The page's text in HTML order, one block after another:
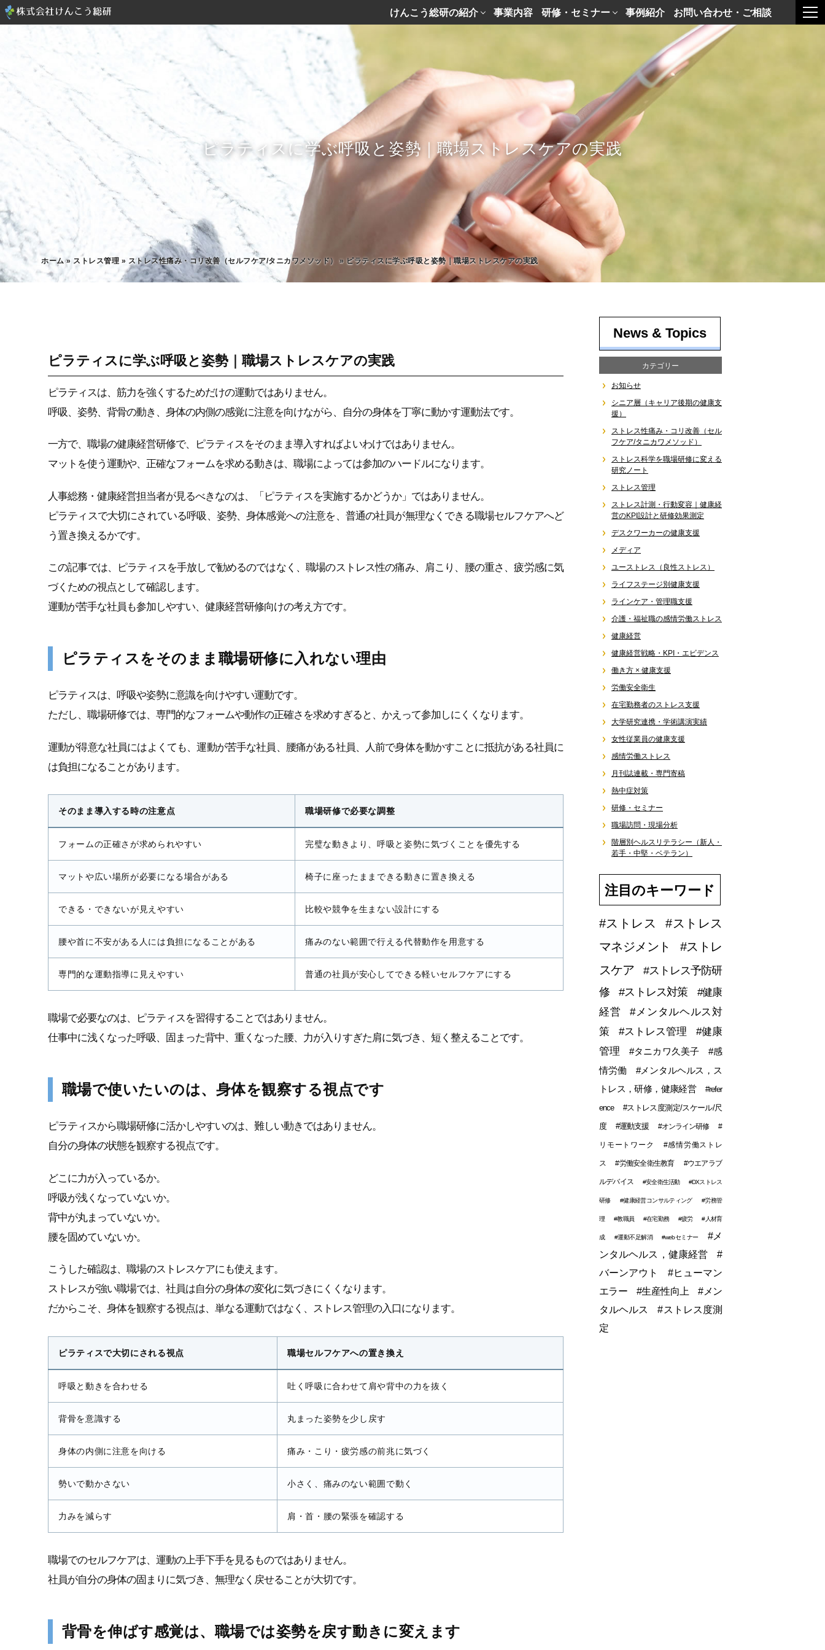
けんこう総研の紹介 事業内容 研修・セミナー 事例紹介 お問い合わせ・ご相談
ピラティスに学ぶ呼吸と姿勢｜職場ストレスケアの実践
ホーム» ストレス管理 » ストレス性痛み・コリ改善（セルフケア/タニカワメソッド） » ピラティスに学ぶ呼吸と姿勢｜職場ストレスケアの実践
ピラティスに学ぶ呼吸と姿勢｜職場ストレスケアの実践
ピラティスは、筋力を強くするためだけの運動ではありません。
呼吸、姿勢、背骨の動き、身体の内側の感覚に注意を向けながら、自分の身体を丁寧に動かす運動法です。
一方で、職場の健康経営研修で、ピラティスをそのまま導入すればよいわけではありません。
マットを使う運動や、正確なフォームを求める動きは、職場によっては参加のハードルになります。
人事総務・健康経営担当者が見るべきなのは、「ピラティスを実施するかどうか」ではありません。
ピラティスで大切にされている呼吸、姿勢、身体感覚への注意を、普通の社員が無理なくできる職場セルフケアへど
う置き換えるかです。
この記事では、ピラティスを手放しで勧めるのではなく、職場のストレス性の痛み、肩こり、腰の重さ、疲労感に気
づくための視点として確認します。
運動が苦手な社員も参加しやすい、健康経営研修向けの考え方です。
ピラティスをそのまま職場研修に入れない理由
ピラティスは、呼吸や姿勢に意識を向けやすい運動です。
ただし、職場研修では、専門的なフォームや動作の正確さを求めすぎると、かえって参加しにくくなります。
運動が得意な社員にはよくても、運動が苦手な社員、腰痛がある社員、人前で身体を動かすことに抵抗がある社員に
は負担になることがあります。
そのまま導入する時の注意点 職場研修で必要な調整
フォームの正確さが求められやすい 完璧な動きより、呼吸と姿勢に気づくことを優先する
マットや広い場所が必要になる場合がある 椅子に座ったままできる動きに置き換える
できる・できないが見えやすい 比較や競争を生まない設計にする
腰や首に不安がある人には負担になることがある 痛みのない範囲で行える代替動作を用意する
専門的な運動指導に見えやすい 普通の社員が安心してできる軽いセルフケアにする
職場で必要なのは、ピラティスを習得することではありません。
仕事中に浅くなった呼吸、固まった背中、重くなった腰、力が入りすぎた肩に気づき、短く整えることです。
職場で使いたいのは、身体を観察する視点です
ピラティスから職場研修に活かしやすいのは、難しい動きではありません。
自分の身体の状態を観察する視点です。
どこに力が入っているか。
呼吸が浅くなっていないか。
背中が丸まっていないか。
腰を固めていないか。
こうした確認は、職場のストレスケアにも使えます。
ストレスが強い職場では、社員は自分の身体の変化に気づきにくくなります。
だからこそ、身体を観察する視点は、単なる運動ではなく、ストレス管理の入口になります。
ピラティスで大切にされる視点 職場セルフケアへの置き換え
呼吸と動きを合わせる 吐く呼吸に合わせて肩や背中の力を抜く
背骨を意識する 丸まった姿勢を少し戻す
身体の内側に注意を向ける 痛み・こり・疲労感の前兆に気づく
勢いで動かさない 小さく、痛みのない範囲で動く
力みを減らす 肩・首・腰の緊張を確認する
職場でのセルフケアは、運動の上手下手を見るものではありません。
社員が自分の身体の固まりに気づき、無理なく戻せることが大切です。
背骨を伸ばす感覚は、職場では姿勢を戻す動きに変えます
News & Topics
カテゴリー
お知らせ
シニア層（キャリア後期の健康支
援）
ストレス性痛み・コリ改善（セル
フケア/タニカワメソッド）
ストレス科学を職場研修に変える
研究ノート
ストレス管理
ストレス計測・行動変容｜健康経
営のKPI設計と研修効果測定
デスクワーカーの健康支援
メディア
ユーストレス（良性ストレス）
ライフステージ別健康支援
ラインケア・管理職支援
介護・福祉職の感情労働ストレス
健康経営
健康経営戦略・KPI・エビデンス
働き方 × 健康支援
労働安全衛生
在宅勤務者のストレス支援
大学研究連携・学術講演実績
女性従業員の健康支援
感情労働ストレス
月刊誌連載・専門寄稿
熱中症対策
研修・セミナー
職場訪問・現場分析
階層別ヘルスリテラシー（新人・
若手・中堅・ベテラン）
注目のキーワード
#ストレス
#ストレス
マネジメント
#ストレ
スケア
#ストレス予防研
修
#ストレス対策
#健康
経営
#メンタルヘルス対
策
#ストレス管理
#健康
管理
#タニカワ久美子
#感
情労働
#メンタルヘルス，ス
トレス，研修，健康経営
#refer
ence
#ストレス度測定/スケール/尺
度
#運動支援 #オンライン研修 #
リモートワーク #感情労働ストレ
ス #労働安全衛生教育 #ウエアラブ
ルデバイス #安全衛生活動 #DXストレス
研修 #健康経営コンサルティング #労務管
理 #教職員 #在宅勤務 #疲労 #人材育
成 #運動不足解消 #webセミナー
#メ
ンタルヘルス，健康経営
#
バーンアウト
#ヒューマン
エラー
#生産性向上
#メン
タルヘルス
#ストレス度測
定